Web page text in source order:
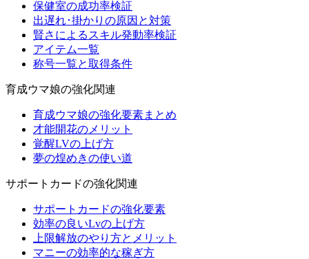
保健室の成功率検証
出遅れ･掛かりの原因と対策
賢さによるスキル発動率検証
アイテム一覧
称号一覧と取得条件
育成ウマ娘の強化関連
育成ウマ娘の強化要素まとめ
才能開花のメリット
覚醒LVの上げ方
夢の煌めきの使い道
サポートカードの強化関連
サポートカードの強化要素
効率の良いLvの上げ方
上限解放のやり方とメリット
マニーの効率的な稼ぎ方